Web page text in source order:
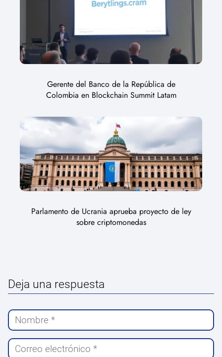
Gerente del Banco de la República de
Colombia en Blockchain Summit Latam
Parlamento de Ucrania aprueba proyecto de ley
sobre criptomonedas
Deja una respuesta